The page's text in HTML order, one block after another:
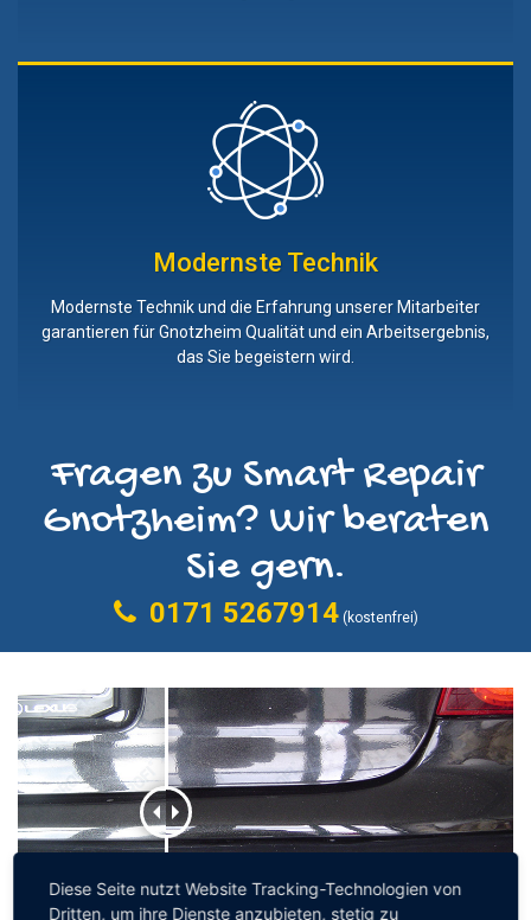
Modernste Technik
Modernste Technik und die Erfahrung unserer Mitarbeiter
garantieren für Gnotzheim Qualität und ein Arbeitsergebnis,
das Sie begeistern wird.
Fragen zu Smart Repair
Gnotzheim? Wir beraten
Sie gern.
0171 5267914(kostenfrei)
Diese Seite nutzt Website Tracking-Technologien von
Dritten, um ihre Dienste anzubieten, stetig zu